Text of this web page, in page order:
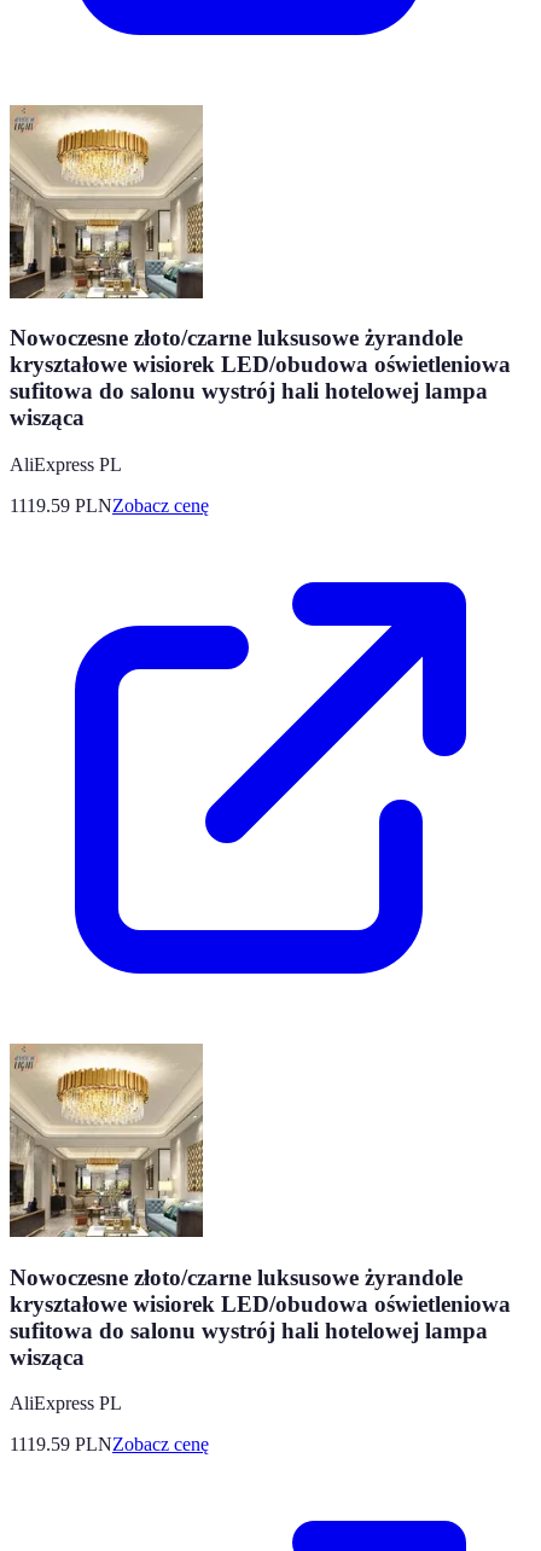
Nowoczesne złoto/czarne luksusowe żyrandole
kryształowe wisiorek LED/obudowa oświetleniowa
sufitowa do salonu wystrój hali hotelowej lampa
wisząca
AliExpress PL
1119.59 PLNZobacz cenę
Nowoczesne złoto/czarne luksusowe żyrandole
kryształowe wisiorek LED/obudowa oświetleniowa
sufitowa do salonu wystrój hali hotelowej lampa
wisząca
AliExpress PL
1119.59 PLNZobacz cenę